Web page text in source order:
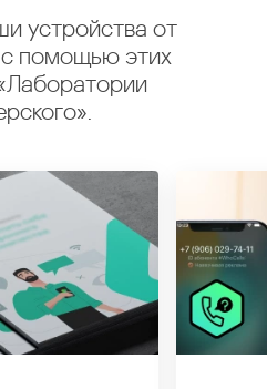
устройства от
помощью этих